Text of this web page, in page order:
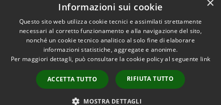
Dichiarazione di accessibilità
Accessibilité
Confidentialité
Gestion des cookies
Copyright © 2026 • Ville de •
Powered byMunicipium
Accès rédaction
Informazioni sui cookie
Questo sito web utilizza cookie tecnici e assimilati strettamente
necessari al corretto funzionamento e alla navigazione del sito,
nonché un cookie tecnico analitico al solo fine di elaborare
informazioni statistiche, aggregate e anonime.
Per maggiori dettagli, può consultare la cookie policy al seguente link
ACCETTA TUTTO RIFIUTA TUTTO
MOSTRA DETTAGLI